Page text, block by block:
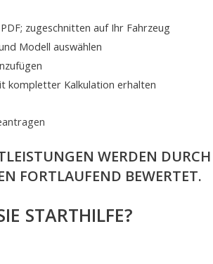
zugeschnitten auf Ihr Fahrzeug
Modell auswählen
kompletter Kalkulation erhalten
WERDEN DURCH
FORTLAUFEND BEWERTET.
STARTHILFE?